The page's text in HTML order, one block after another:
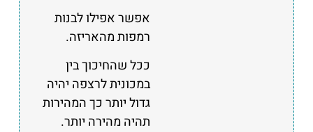
אפשר אפילו לבנות
רמפות מהאריזה.
ככל שהחיכוך בין
במכונית לרצפה יהיה
גדול יותר כך המהירות
תהיה מהירה יותר.